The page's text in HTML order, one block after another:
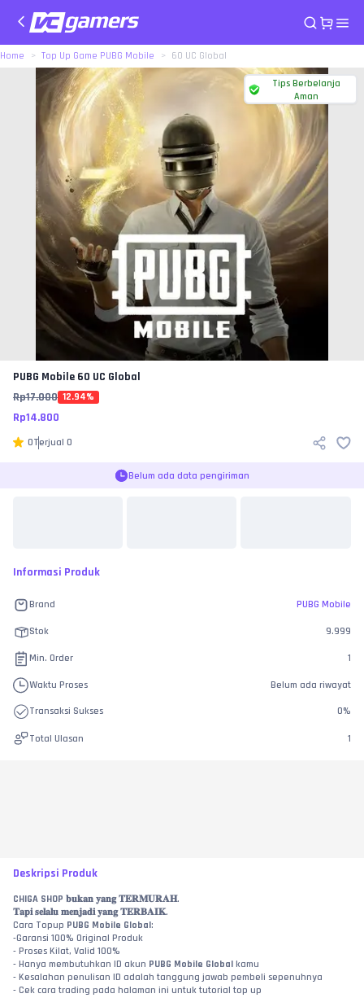
Home Top Up Game PUBG Mobile 60 UC Global
Tips Berbelanja
Aman
PUBG Mobile 60 UC Global
Rp17.000 12.94%
Rp14.800
0Terjual 0
Belum ada data pengiriman
Informasi Produk
Brand PUBG Mobile
Stok 9.999
Min. Order 1
Waktu Proses Belum ada riwayat
Transaksi Sukses 0%
Total Ulasan 1
Deskripsi Produk
CHIGA SHOP 𝐛𝐮𝐤𝐚𝐧 𝐲𝐚𝐧𝐠 𝐓𝐄𝐑𝐌𝐔𝐑𝐀𝐇.
𝐓𝐚𝐩𝐢 𝐬𝐞𝐥𝐚𝐥𝐮 𝐦𝐞𝐧𝐣𝐚𝐝𝐢 𝐲𝐚𝐧𝐠 𝐓𝐄𝐑𝐁𝐀𝐈𝐊.
Cara Topup PUBG Mobile Global:
-Garansi 100% Original Produk
- Proses Kilat, Valid 100%
- Hanya membutuhkan ID akun PUBG Mobile Global kamu
- Kesalahan penulisan ID adalah tanggung jawab pembeli sepenuhnya
- Cek cara trading pada halaman ini untuk tutorial top up